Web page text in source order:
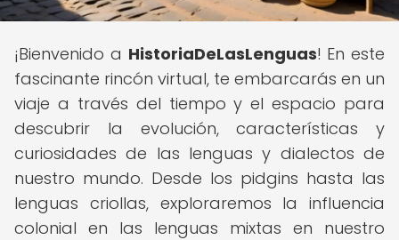
¡Bienvenido a HistoriaDeLasLenguas! En este
fascinante rincón virtual, te embarcarás en un
viaje a través del tiempo y el espacio para
descubrir la evolución, características y
curiosidades de las lenguas y dialectos de
nuestro mundo. Desde los pidgins hasta las
lenguas criollas, exploraremos la influencia
colonial en las lenguas mixtas en nuestro